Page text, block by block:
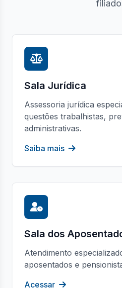
Sala Jurídica
Assessoria jurídica
questões trabalhistas,
administrativas.
Saiba mais
Sala dos
Atendimento
aposentados e
Acessar